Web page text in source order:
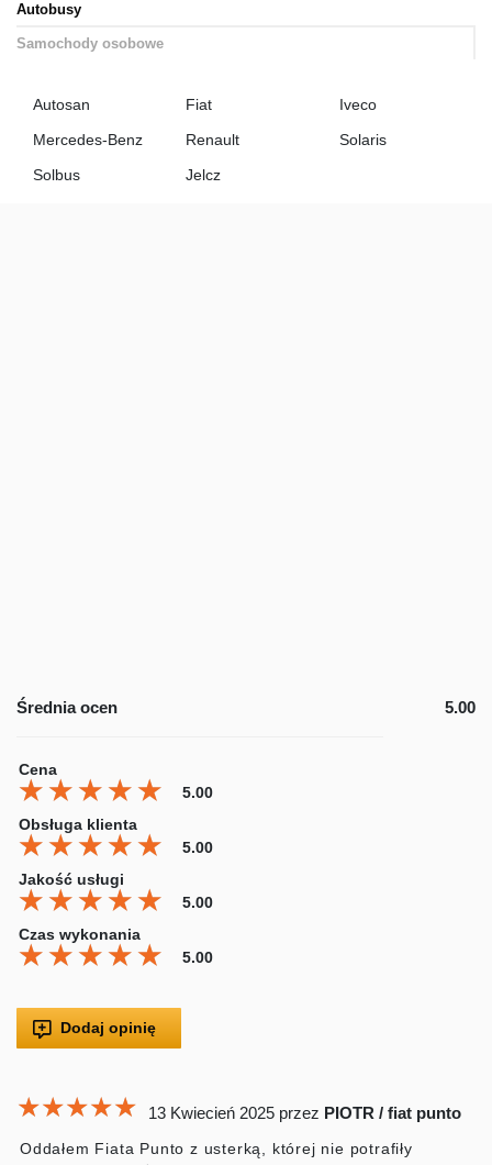
Autobusy
Samochody osobowe
Autosan Fiat
Iveco
Mercedes-Benz
Renault
Solaris
Solbus
Jelcz
Średnia ocen 5.00
Cena
5.00
★★★★★
★★★★★
★★★★★
Obsługa klienta
5.00
★★★★★
★★★★★
★★★★★
Jakość usługi
5.00
★★★★★
★★★★★
★★★★★
Czas wykonania
5.00
★★★★★
★★★★★
★★★★★
Dodaj opinię
★★★★★
★★★★★
★★★★★ 13 Kwiecień 2025 przez PIOTR / fiat punto
Oddałem Fiata Punto z usterką, której nie potrafiły